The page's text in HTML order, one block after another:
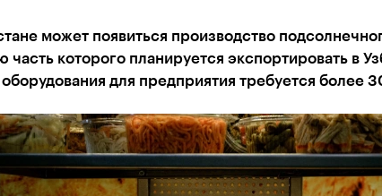
может появиться производство
часть которого планируется экспортировать в
оборудования для предприятия требуется более